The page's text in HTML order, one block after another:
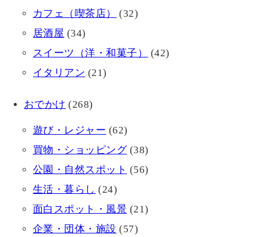
カフェ（喫茶店）
(32)
居酒屋 (34)
スイーツ（洋・和菓子）
(42)
イタリアン (21)
おでかけ (268)
遊び・レジャー (62)
買物・ショッピング(38)
公園・自然スポット (56)
生活・暮らし (24)
面白スポット・風景 (21)
企業・団体・施設 (57)